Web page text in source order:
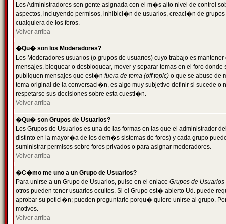
Los Administradores son gente asignada con el m�s alto nivel de control
aspectos, incluyendo permisos, inhibici�n de usuarios, creaci�n de
cualquiera de los foros.
Volver arriba
�Qu� son los Moderadores?
Los Moderadores usuarios (o grupos de usuarios) cuyo trabajo es
mensajes, bloquear o desbloquear, mover y separar temas en el foro
publiquen mensajes que est�n fuera de tema (off topic) o que se abuse de
tema original de la conversaci�n, es algo muy subjetivo definir si sucede
respetarse sus decisiones sobre esta cuesti�n.
Volver arriba
�Qu� son Grupos de Usuarios?
Los Grupos de Usuarios es una de las formas en las que el administrador
distinto en la mayor�a de los dem�s sistemas de foros) y cada grupo
suministrar permisos sobre foros privados o para asignar moderadores.
Volver arriba
�C�mo me uno a un Grupo de Usuarios?
Para unirse a un Grupo de Usuarios, pulse en el enlace Grupos de Usuarios
otros pueden tener usuarios ocultos. Si el Grupo est� abierto Ud. puede
aprobar su petici�n; pueden preguntarle porqu� quiere unirse al grupo.
motivos.
Volver arriba